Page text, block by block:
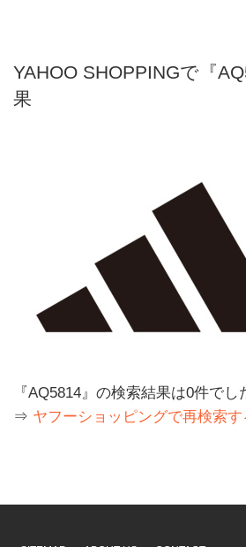
YAHOO SHOPPINGで『
果
『AQ5814』の検索結果は0件でし
⇒ ヤフーショッピングで再検索す